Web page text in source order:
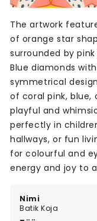
Nimi
Batik Koja
The artwork
of orange star
surrounded by
Blue diamonds
symmetrical
of coral pink, blue,
playful and
perfectly in
hallways, or fun
for colourful and
energy and joy to